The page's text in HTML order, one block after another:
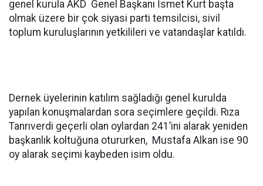
genel kurula AKD Genel Başkanı İsmet Kurt başta
olmak üzere bir çok siyasi parti temsilcisi, sivil
toplum kuruluşlarının yetkilileri ve vatandaşlar katıldı.
Dernek üyelerinin katılım sağladığı genel kurulda
yapılan konuşmalardan sora seçimlere geçildi. Rıza
Tanrıverdi geçerli olan oylardan 241’ini alarak yeniden
başkanlık koltuğuna otururken, Mustafa Alkan ise 90
oy alarak seçimi kaybeden isim oldu.